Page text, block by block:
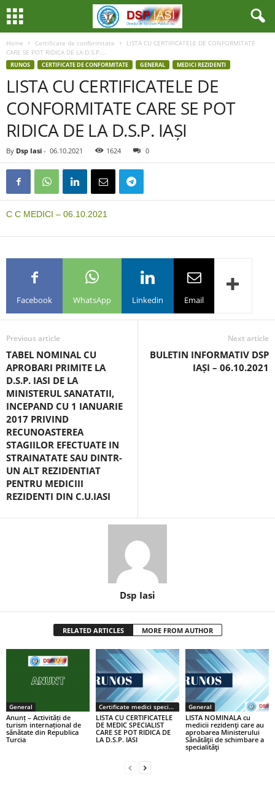
Home Certificate de conformitate
LISTA CU CERTIFICATELE DE CONFORMITATE
CARE SE POT RIDICA DE LA D.S.P....
RUNOS CERTIFICATE DE CONFORMITATE GENERAL MEDICI REZIDENTI
LISTA CU CERTIFICATELE DE
CONFORMITATE CARE SE POT
RIDICA DE LA D.S.P. IAȘI
By Dsp Iasi - 06.10.2021 1624 0
C C MEDICI – 06.10.2021
Facebook WhatsApp Linkedin Email
Previous article
TABEL NOMINAL CU
APROBARI PRIMITE LA
D.S.P. IASI DE LA
MINISTERUL SANATATII,
INCEPAND CU 1 IANUARIE
2017 PRIVIND
RECUNOASTEREA
STAGIILOR EFECTUATE IN
STRAINATATE SAU DINTR-
UN ALT REZIDENTIAT
PENTRU MEDICIII
REZIDENTI DIN C.U.IASI
Next article
BULETIN INFORMATIV DSP
IAȘI – 06.10.2021
Dsp Iasi
RELATED ARTICLES MORE FROM AUTHOR
General
Anunț – Activități de
turism internațional de
sănătate din Republica
Turcia
Certificate medici specialiști / primari
LISTA CU CERTIFICATELE
DE MEDIC SPECIALIST
CARE SE POT RIDICA DE
LA D.S.P. IASI
General
LISTA NOMINALA cu
medicii rezidenţi care au
aprobarea Ministerului
Sănătăţii de schimbare a
specialităţi